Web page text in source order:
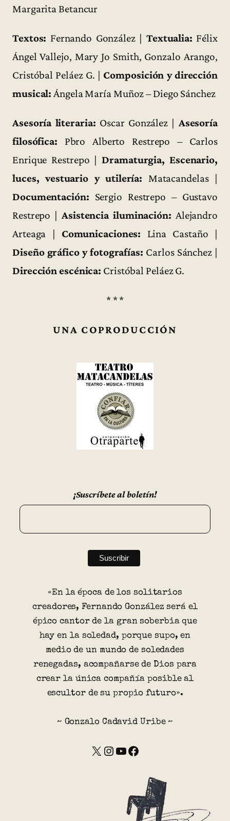
Margarita Betancur
Textos: Fernando González | Textualia: Félix
Ángel Vallejo, Mary Jo Smith, Gonzalo Arango,
Cristóbal Peláez G. | Composición y dirección
musical: Ángela María Muñoz – Diego Sánchez
Asesoría literaria: Oscar González | Asesoría
filosófica: Pbro Alberto Restrepo – Carlos
Enrique Restrepo |Dramaturgia, Escenario,
luces, vestuario y utilería: Matacandelas |
Documentación: Sergio Restrepo – Gustavo
Restrepo |Asistencia iluminación: Alejandro
Arteaga | Comunicaciones: Lina Castaño |
Diseño gráfico y fotografías: Carlos Sánchez |
Dirección escénica: Cristóbal Peláez G.
* * *
UNA COPRODUCCIÓN
¡Suscríbete al boletín!
«En la época de los solitarios
creadores, Fernando González será el
épico cantor de la gran soberbia que
hay en la soledad, porque supo, en
medio de un mundo de soledades
renegadas, acompañarse de Dios para
crear la única compañía posible al
escultor de su propio futuro».
~ Gonzalo Cadavid Uribe ~
X Instagram YouTube Facebook